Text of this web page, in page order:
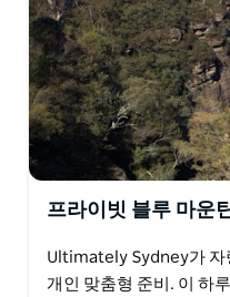
프라이빗 블루 마운
Ultimately Sydney가 자
개인 맞춤형 준비. 이 하